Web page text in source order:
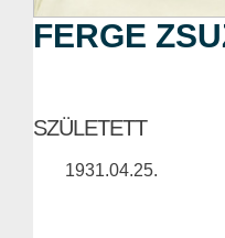
FERGE
SZÜLETETT
1931.04.25.